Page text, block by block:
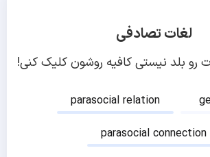
لغات تصادفی
رو بلد نیستی کافیه روشون کلیک کنی!
parasocial relation
parasocial connection